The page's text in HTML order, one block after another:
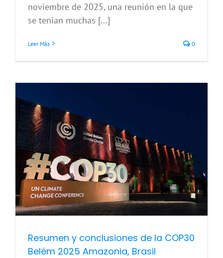
noviembre de 2025, una reunión en la que
se tenían muchas [...]
Leer Más 0
Resumen y conclusiones de la COP30
Belém 2025 Amazonia, Brasil